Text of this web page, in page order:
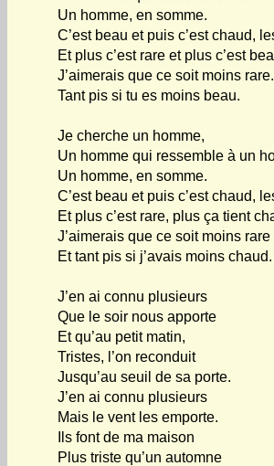
Un homme, en somme.
C’est beau et puis c’est chaud,
Et plus c’est rare et plus c’est
J’aimerais que ce soit moins rare.
Tant pis si tu es moins beau.
Je cherche un homme,
Un homme qui ressemble à un
Un homme, en somme.
C’est beau et puis c’est chaud,
Et plus c’est rare, plus ça tient
J’aimerais que ce soit moins rare
Et tant pis si j’avais moins chaud.
J’en ai connu plusieurs
Que le soir nous apporte
Et qu’au petit matin,
Tristes, l’on reconduit
Jusqu’au seuil de sa porte.
J’en ai connu plusieurs
Mais le vent les emporte.
Ils font de ma maison
Plus triste qu’un automne